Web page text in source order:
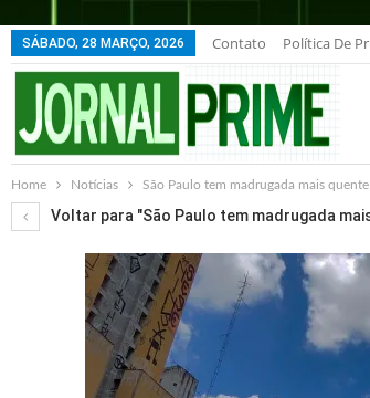
SÁBADO, 28 MARÇO, 2026 Contato Política De
Home Notícias São Paulo tem madrugada mais
Voltar para "São Paulo tem madrugada